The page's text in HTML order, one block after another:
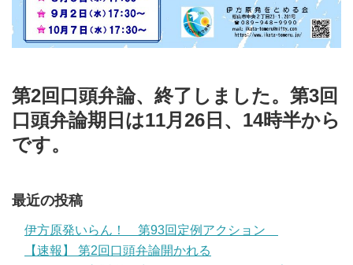
第2回口頭弁論、終了しました。第3回
口頭弁論期日は11月26日、14時半から
です。
最近の投稿
伊方原発いらん！ 第93回定例アクション
【速報】 第2回口頭弁論開かれる